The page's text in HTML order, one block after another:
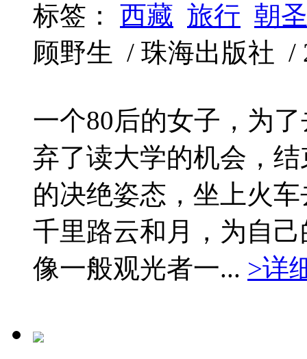
标签： 西藏 旅行 朝圣
顾野生 / 珠海出版社 /
一个80后的女子，为
弃了读大学的机会，
的决绝姿态，坐上火
千里路云和月，为自
像一般观光者一... >详